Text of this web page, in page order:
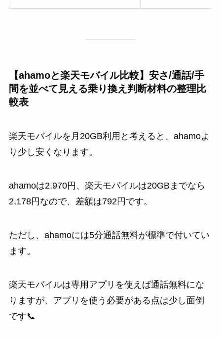
【ahamoと楽天モバイル比較】安さ/通話/手
間を並べて見える乗り換え判断材料の整理比
較表
楽天モバイルを月20GB利用と考えると、ahamoよ
り少し安くなります。
ahamoは2,970円、楽天モバイルは20GBまでなら
2,178円なので、差額は792円です。
ただし、ahamoには5分通話無料が標準で付いてい
ます。
楽天モバイルは専用アプリを使えば通話無料にな
りますが、アプリを使う必要がある点は少し面倒
です📞